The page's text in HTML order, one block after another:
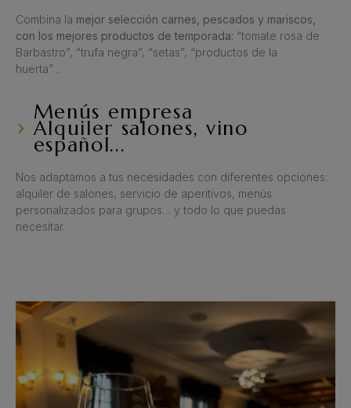
Combina la mejor selección carnes, pescados y mariscos,
con los mejores productos de temporada: “tomate rosa de
Barbastro”, “trufa negra”, “setas”, “productos de la
huerta”…
Menús empresa
Alquiler salones, vino
español...
Nos adaptamos a tus necesidades con diferentes opciones:
alquiler de salones, servicio de aperitivos, menús
personalizados para grupos… y todo lo que puedas
necesitar.